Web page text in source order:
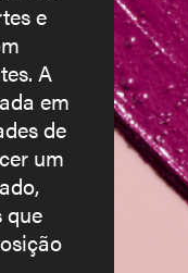
e
A
em
de
um
que